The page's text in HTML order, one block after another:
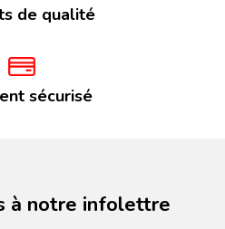
de qualité
sécurisé
à notre infolettre